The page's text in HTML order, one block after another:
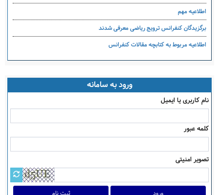
اطلاعیه مهم
برگزیدگان کنفرانس ترویج ریاضی معرفی شدند
اطلاعیه مربوط به کتابچه مقالات کنفرانس
ورود به سامانه
نام کاربری یا ایمیل
کلمه عبور
تصویر امنیتی
ثبت نام